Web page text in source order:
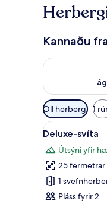
Kannaðu
Athuga
Síur
í
boði
herbergi
Öll herbergi 1
Skoða
allar
myndir
fyrir
Deluxe-
svíta
15
Deluxe-svíta
Útsýni yfir
25 fermetrar
1
Pláss fyrir 2